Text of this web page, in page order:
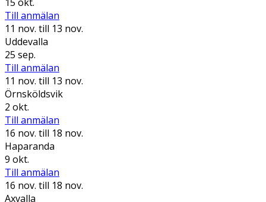
Till anmälan
11 nov. till 13 nov.
Uddevalla
25 sep.
Till anmälan
11 nov. till 13 nov.
Örnsköldsvik
2 okt.
Till anmälan
16 nov. till 18 nov.
Haparanda
9 okt.
Till anmälan
16 nov. till 18 nov.
Axvalla